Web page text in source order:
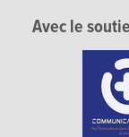
Avec le